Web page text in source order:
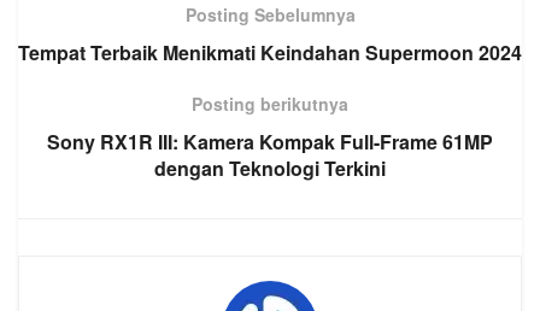
Posting Sebelumnya
Tempat Terbaik Menikmati Keindahan Supermoon 2024
Posting berikutnya
Sony RX1R III: Kamera Kompak Full-Frame 61MP
dengan Teknologi Terkini